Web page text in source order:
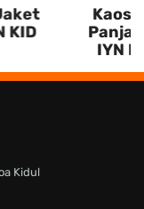
KID
Kaos
IYN
Kidul